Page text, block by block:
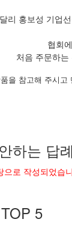
리 홍보성 기업
협회
처음 주문하
을 참고해 주시
하는 답
로 작성되었습
5